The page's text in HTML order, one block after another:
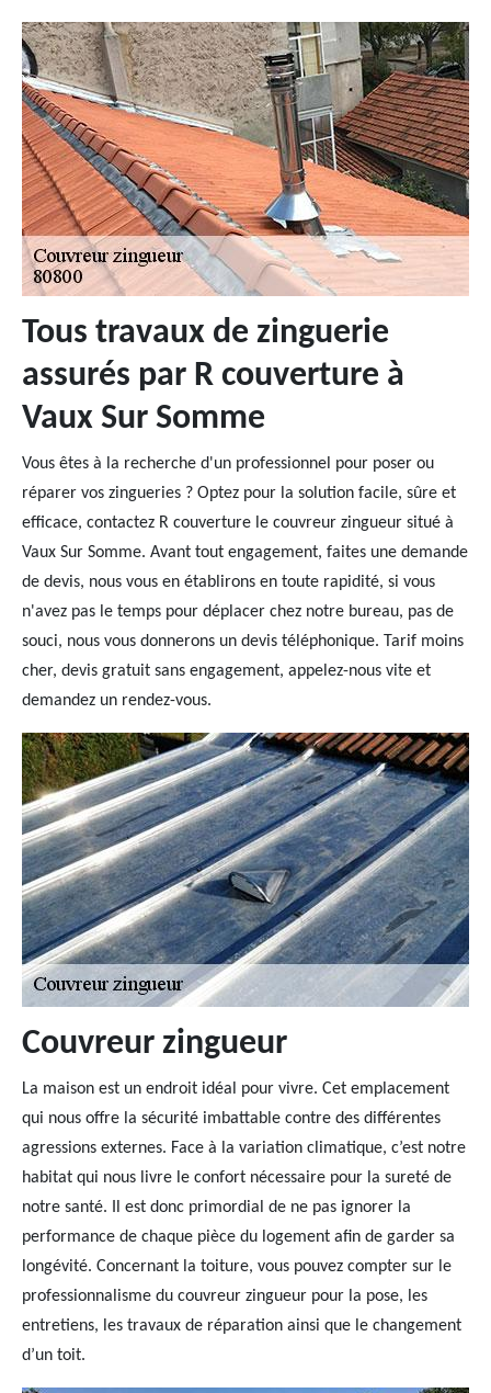
Tous travaux de zinguerie
assurés par R couverture à
Vaux Sur Somme
Vous êtes à la recherche d'un professionnel pour poser ou
réparer vos zingueries ? Optez pour la solution facile, sûre et
efficace, contactez R couverture le couvreur zingueur situé à
Vaux Sur Somme. Avant tout engagement, faites une demande
de devis, nous vous en établirons en toute rapidité, si vous
n'avez pas le temps pour déplacer chez notre bureau, pas de
souci, nous vous donnerons un devis téléphonique. Tarif moins
cher, devis gratuit sans engagement, appelez-nous vite et
demandez un rendez-vous.
Couvreur zingueur
La maison est un endroit idéal pour vivre. Cet emplacement
qui nous offre la sécurité imbattable contre des différentes
agressions externes. Face à la variation climatique, c’est notre
habitat qui nous livre le confort nécessaire pour la sureté de
notre santé. Il est donc primordial de ne pas ignorer la
performance de chaque pièce du logement afin de garder sa
longévité. Concernant la toiture, vous pouvez compter sur le
professionnalisme du couvreur zingueur pour la pose, les
entretiens, les travaux de réparation ainsi que le changement
d’un toit.